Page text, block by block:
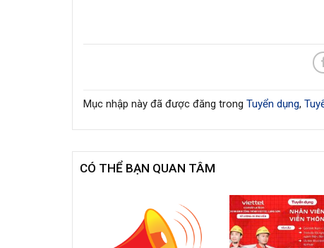
Mục nhập này đã được đăng trong Tuyển dụng,
CÓ THỂ BẠN QUAN TÂM